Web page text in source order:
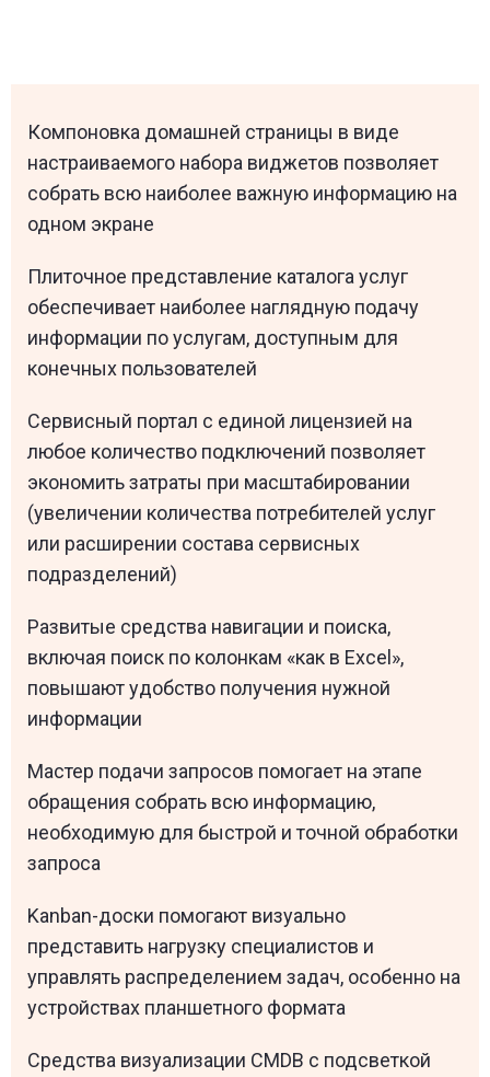
Компоновка домашней страницы в виде
настраиваемого набора виджетов позволяет
собрать всю наиболее важную информацию на
одном экране
Плиточное представление каталога услуг
обеспечивает наиболее наглядную подачу
информации по услугам, доступным для
конечных пользователей
Сервисный портал с единой лицензией на
любое количество подключений позволяет
экономить затраты при масштабировании
(увеличении количества потребителей услуг
или расширении состава сервисных
подразделений)
Развитые средства навигации и поиска,
включая поиск по колонкам «как в Excel»,
повышают удобство получения нужной
информации
Мастер подачи запросов помогает на этапе
обращения собрать всю информацию,
необходимую для быстрой и точной обработки
запроса
Kanban-доски помогают визуально
представить нагрузку специалистов и
управлять распределением задач, особенно на
устройствах планшетного формата
Средства визуализации CMDB с подсветкой